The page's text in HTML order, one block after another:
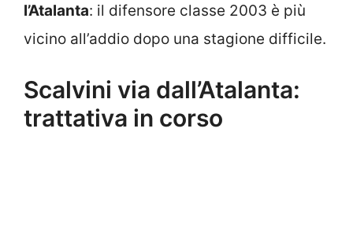
l’Atalanta: il difensore classe 2003 è più
vicino all’addio dopo una stagione difficile.
Scalvini via dall’Atalanta:
trattativa in corso